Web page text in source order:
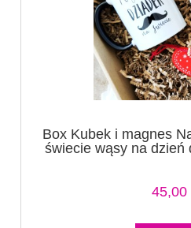
Box Kubek i magnes
świecie wąsy na dzień
45,00